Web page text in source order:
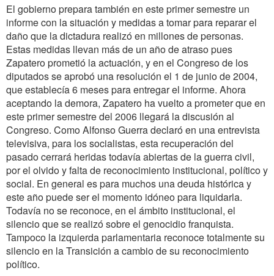
El gobierno prepara también en este primer semestre un
informe con la situación y medidas a tomar para reparar el
daño que la dictadura realizó en millones de personas.
Estas medidas llevan más de un año de atraso pues
Zapatero prometió la actuación, y en el Congreso de los
diputados se aprobó una resolución el 1 de junio de 2004,
que establecía 6 meses para entregar el informe. Ahora
aceptando la demora, Zapatero ha vuelto a prometer que en
este primer semestre del 2006 llegará la discusión al
Congreso. Como Alfonso Guerra declaró en una entrevista
televisiva, para los socialistas, esta recuperación del
pasado cerrará heridas todavía abiertas de la guerra civil,
por el olvido y falta de reconocimiento institucional, político y
social. En general es para muchos una deuda histórica y
este año puede ser el momento idóneo para liquidarla.
Todavía no se reconoce, en el ámbito institucional, el
silencio que se realizó sobre el genocidio franquista.
Tampoco la izquierda parlamentaria reconoce totalmente su
silencio en la Transición a cambio de su reconocimiento
político.